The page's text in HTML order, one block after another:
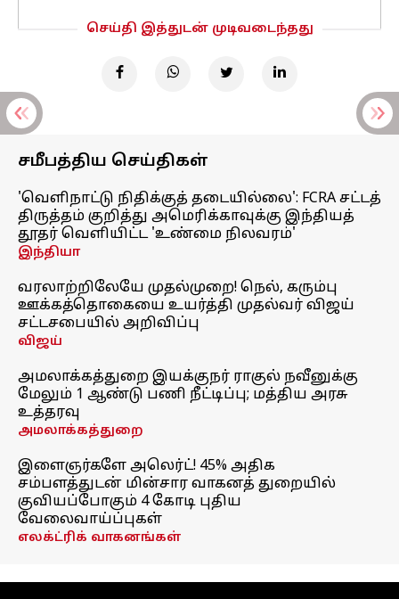
செய்தி இத்துடன் முடிவடைந்தது
சமீபத்திய செய்திகள்
'வெளிநாட்டு நிதிக்குத் தடையில்லை': FCRA சட்டத்
திருத்தம் குறித்து அமெரிக்காவுக்கு இந்தியத்
தூதர் வெளியிட்ட 'உண்மை நிலவரம்'
இந்தியா
வரலாற்றிலேயே முதல்முறை! நெல், கரும்பு
ஊக்கத்தொகையை உயர்த்தி முதல்வர் விஜய்
சட்டசபையில் அறிவிப்பு
விஜய்
அமலாக்கத்துறை இயக்குநர் ராகுல் நவீனுக்கு
மேலும் 1 ஆண்டு பணி நீட்டிப்பு; மத்திய அரசு
உத்தரவு
அமலாக்கத்துறை
இளைஞர்களே அலெர்ட்! 45% அதிக
சம்பளத்துடன் மின்சார வாகனத் துறையில்
குவியப்போகும் 4 கோடி புதிய
வேலைவாய்ப்புகள்
எலக்ட்ரிக் வாகனங்கள்